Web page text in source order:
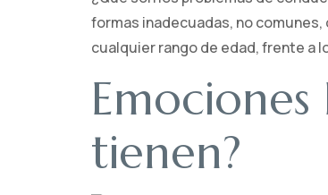
formas inadecuadas, no
cualquier rango de edad, frente a
Emociones
tienen?